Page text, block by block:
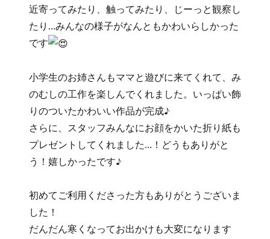
近寄ってみたり、触ってみたり、じーっと観察し
たり…みんなの様子がなんともかわいらしかった
です
小学生のお姉さんもママと遊びに来てくれて、み
のむしの工作を楽しんでくれました。いっぱい飾
りのついたかわいい作品が完成♪
さらに、スタッフみんなにお顔をかいた折り紙も
プレゼントしてくれました…！どうもありがと
う！嬉しかったです♪
初めてご利用くださった方もありがとうございま
した！
だんだん寒くなってお出かけも大変になります